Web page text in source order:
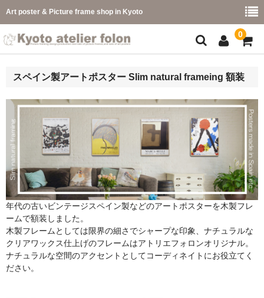
Art poster & Picture frame shop in Kyoto
0
額縁フレーム
カラー別
イメージ別
フレーム幅別
価格コード別
こどもさくひんフレーム
幅広マット付額縁フレーム-展覧会などに-
マット付額縁フレーム-おしゃれな空間に-
スペイン製アートポスター Slim natural frameing 額装
年代の古いビンテージスペイン製などのアートポスターを木製フレ
ームで額装しました。
木製フレームとしては限界の細さでシャープな印象、ナチュラルな
クリアワックス仕上げのフレームはアトリエフォロンオリジナル。
ナチュラルな空間のアクセントとしてコーディネイトにお役立てく
ださい。